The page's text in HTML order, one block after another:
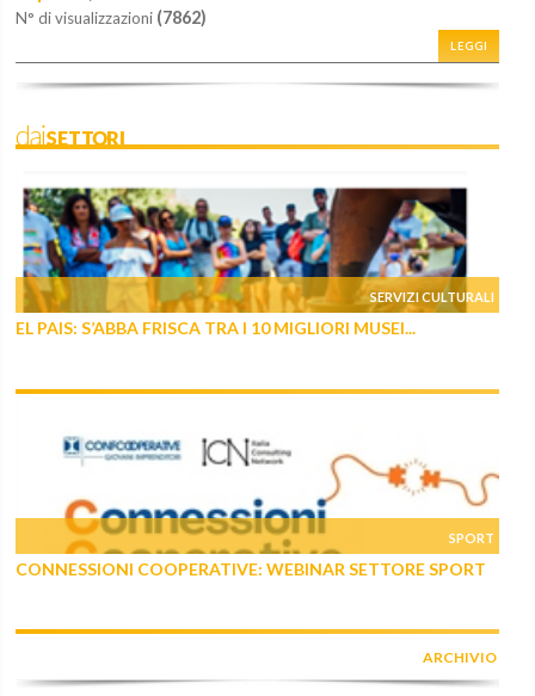
N° di visualizzazioni (7862)
LEGGI
daiSETTORI
SERVIZI CULTURALI
EL PAIS: S’ABBA FRISCA TRA I 10 MIGLIORI MUSEI...
SPORT
CONNESSIONI COOPERATIVE: WEBINAR SETTORE SPORT
ARCHIVIO